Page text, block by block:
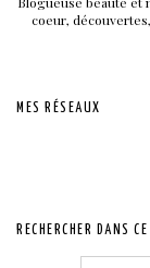
coeur,
MES RÉSEAUX
RECHERCHER DANS